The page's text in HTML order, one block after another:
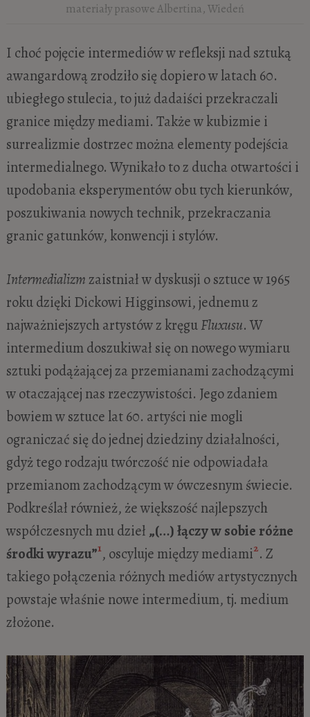
materiały prasowe Albertina, Wiedeń
I choć pojęcie intermediów w refleksji nad sztuką
awangardową zrodziło się dopiero w latach 60.
ubiegłego stulecia, to już dadaiści przekraczali
granice między mediami. Także w kubizmie i
surrealizmie dostrzec można elementy podejścia
intermedialnego. Wynikało to z ducha otwartości i
upodobania eksperymentów obu tych kierunków,
poszukiwania nowych technik, przekraczania
granic gatunków, konwencji i stylów.
Intermedializmzaistniał w dyskusji o sztuce w 1965
roku dzięki Dickowi Higginsowi, jednemu z
najważniejszych artystów z kręguFluxusu. W
intermedium doszukiwał się on nowego wymiaru
sztuki podążającej za przemianami zachodzącymi
w otaczającej nas rzeczywistości. Jego zdaniem
bowiem w sztuce lat 60. artyści nie mogli
ograniczać się do jednej dziedziny działalności,
gdyż tego rodzaju twórczość nie odpowiadała
przemianom zachodzącym w ówczesnym świecie.
Podkreślał również, że większość najlepszych
współczesnych mu dzieł „(…) łączy w sobie różne
środki wyrazu”1, oscyluje między mediami2. Z
takiego połączenia różnych mediów artystycznych
powstaje właśnie nowe intermedium, tj. medium
złożone.